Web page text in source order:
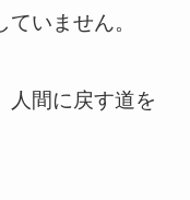
いません。
人間に戻す道を